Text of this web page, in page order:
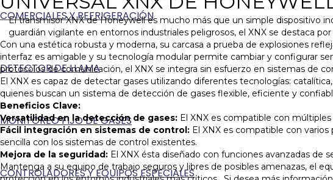
COMERCIALES Y REFRIGERACIÓN
DETECTOR DE LLAMA
MONITOREO FIJO DE GASES
CONTROLADORES Y EQUIPOS ESPECIALES
El transmisor XNX de Honeywell es mucho más que un simple dispositivo
guardián vigilante en entornos industriales peligrosos, el XNX se destaca
Con una estética robusta y moderna, su carcasa a prueba de explosiones
interfaz es amigable y su tecnología modular permite cambiar y configurar
protocolos de comunicación, el XNX se integra sin esfuerzo en sistemas de
El XNX es capaz de detectar gases utilizando diferentes tecnologías:
quienes buscan un sistema de detección de gases flexible, eficiente y
Beneficios Clave:
Versatilidad en la detección de gases: El XNX es compatible con
Fácil integración en sistemas de control: El XNX es compatible con
sencilla con los sistemas de control existentes.
Mejora de la seguridad: El XNX ésta diseñado con funciones avanzadas de
Mantenga a su equipo de trabajo seguros y libres de posibles amenazas, el